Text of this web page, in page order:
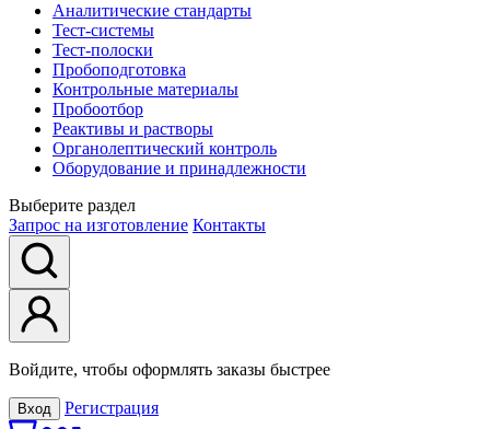
Аналитические стандарты
Тест-системы
Тест-полоски
Пробоподготовка
Контрольные материалы
Пробоотбор
Реактивы и растворы
Органолептический контроль
Оборудование и принадлежности
Выберите раздел
Запрос на изготовление Контакты
Войдите, чтобы оформлять заказы быстрее
Вход Регистрация